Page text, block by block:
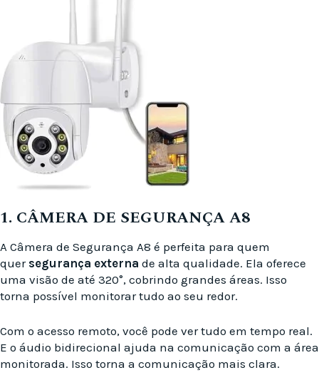
1. CÂMERA DE SEGURANÇA A8
A Câmera de Segurança A8 é perfeita para quem
quer segurança externa de alta qualidade. Ela oferece
uma visão de até 320°, cobrindo grandes áreas. Isso
torna possível monitorar tudo ao seu redor.
Com o acesso remoto, você pode ver tudo em tempo real.
E o áudio bidirecional ajuda na comunicação com a área
monitorada. Isso torna a comunicação mais clara.